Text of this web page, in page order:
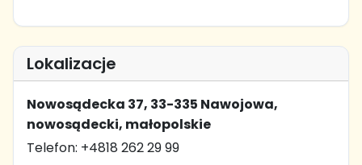
Lokalizacje
Nowosądecka 37, 33-335 Nawojowa,
nowosądecki, małopolskie
Telefon: +4818 262 29 99